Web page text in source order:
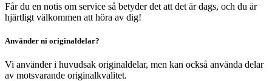
Får du en notis om service så betyder det att det är dags, och du är
hjärtligt välkommen att höra av dig!
Använder ni originaldelar?
Vi använder i huvudsak originaldelar, men kan också använda delar
av motsvarande originalkvalitet.